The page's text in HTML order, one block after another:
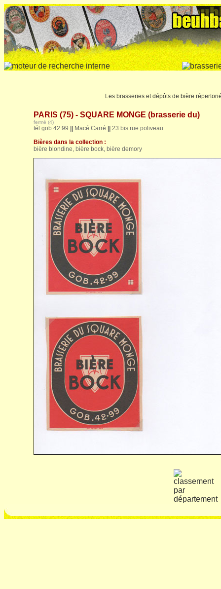
Les brasseries et dépôts de bière
PARIS (75) - SQUARE MONGE (brasserie du)
fermé (4)
tél gob 42.99 Macé Carré
23 bis rue poliveau
Bières dans la collection :
bière blondine, bière bock, bière demory